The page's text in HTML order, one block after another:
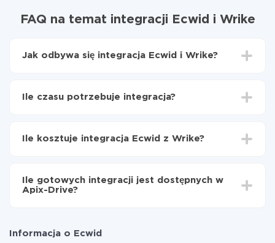
FAQ na temat integracji Ecwid i Wrike
Jak odbywa się integracja Ecwid i Wrike?
Włącz aktualizację
Ile czasu potrzebuje integracja?
od 5 do 30 minut. Konfiguracja zajmuje średnio 10-15
Ile kosztuje integracja Ecwid z Wrike?
Płacisz tylko za ilość danych, która faktycznie jest
przekazywana z jednego z Twoich systemów do
w razie potrzeby przełączyć się na płatną. Więcej
Ile gotowych integracji jest dostępnych w
Apix-Drive?
Informacja o Ecwid